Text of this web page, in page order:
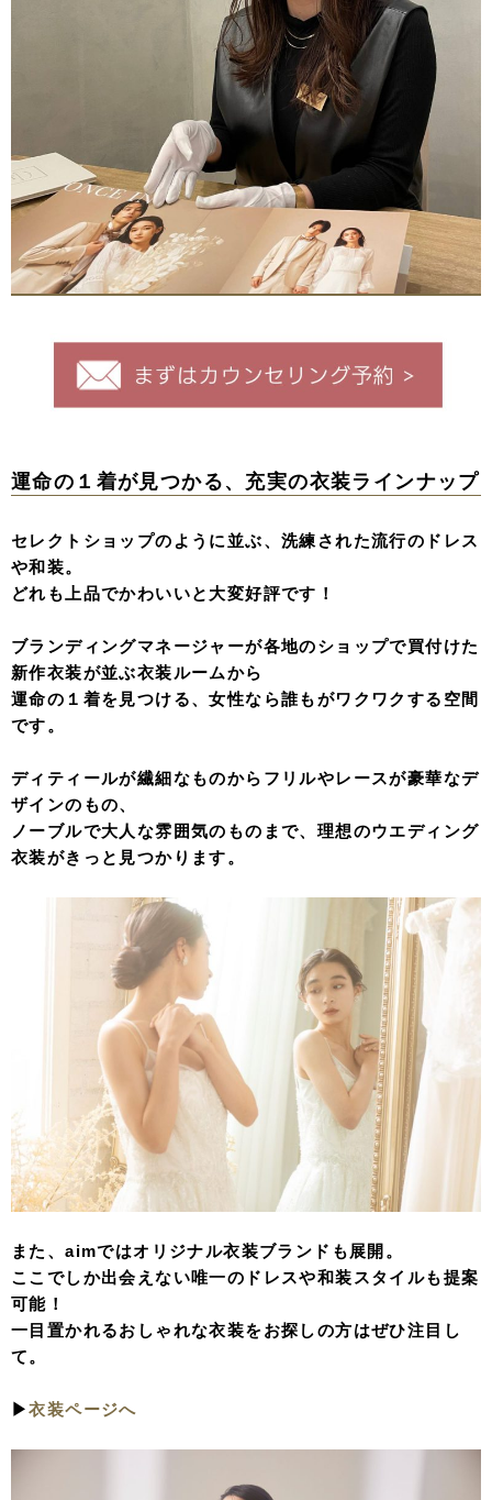
運命の１着が見つかる、充実の衣装ラインナップ
セレクトショップのように並ぶ、洗練された流行のドレス
や和装。
どれも上品でかわいいと大変好評です！
ブランディングマネージャーが各地のショップで買付けた
新作衣装が並ぶ衣装ルームから
運命の１着を見つける、女性なら誰もがワクワクする空間
です。
ディティールが繊細なものからフリルやレースが豪華なデ
ザインのもの、
ノーブルで大人な雰囲気のものまで、理想のウエディング
衣装がきっと見つかります。
また、aimではオリジナル衣装ブランドも展開。
ここでしか出会えない唯一のドレスや和装スタイルも提案
可能！
一目置かれるおしゃれな衣装をお探しの方はぜひ注目し
て。
▶︎衣装ページへ